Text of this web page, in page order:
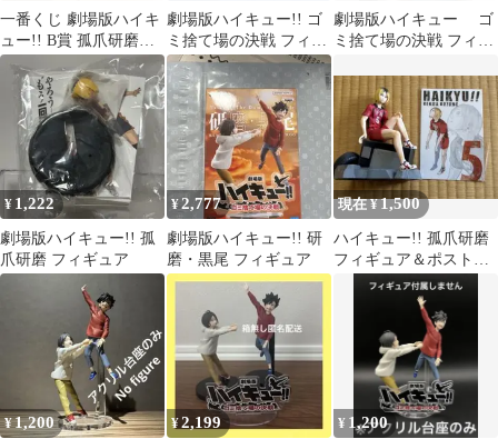
一番くじ 劇場版ハイキ
ュー!! B賞 孤爪研磨フ
ィギュア
劇場版ハイキュー!! ゴ
ミ捨て場の決戦 フィギ
ュア 黒尾鉄朗 孤爪研磨
劇場版ハイキュー ゴ
ミ捨て場の決戦 フィギ
¥ 1,222
劇場版ハイキュー!! 孤
爪研磨 フィギュア
¥2,777
劇場版ハイキュー!! 研
磨・黒尾 フィギュア
現在 ¥1,500
ハイキュー!! 孤爪研磨
フィギュア＆ポストカ
¥1,200 ¥2,199 ¥ 1,200